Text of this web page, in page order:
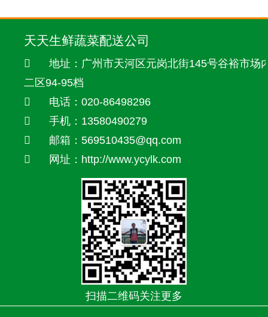
天天生鲜蔬菜配送公司
地址：广州市天河区元岗北街145号谷裕市场
二区94-95档
电话：020-86498296
手机：13580490279
邮箱：569510435@qq.com
网址：http://www.ycylk.com
扫描二维码关注更多